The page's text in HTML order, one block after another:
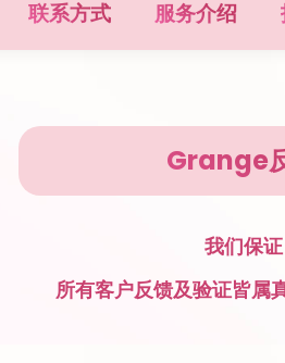
联系方式 服务介绍
Grange
我们保证
所有客户反馈及验证皆属